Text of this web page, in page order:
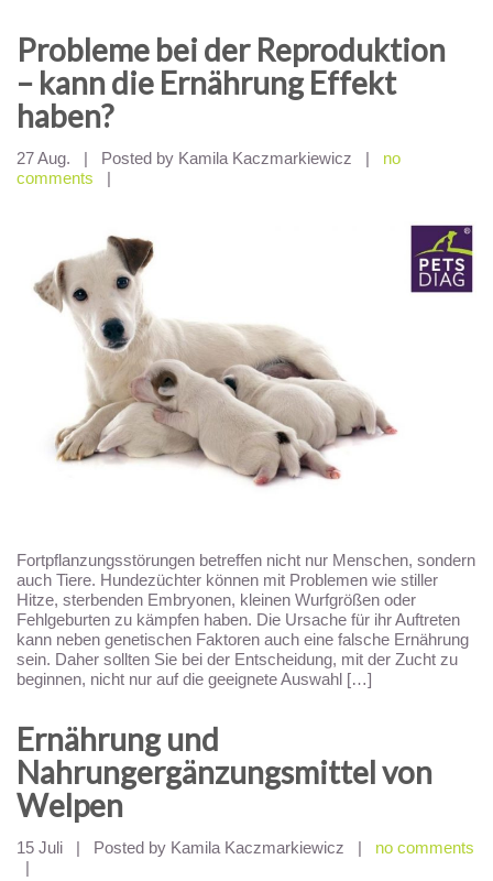
Probleme bei ​​der Reproduktion
– kann die Ernährung Effekt
haben?
27 Aug. | Posted by Kamila Kaczmarkiewicz |
no
comments
|
Fortpflanzungsstörungen betreffen nicht nur Menschen, sondern
auch Tiere. Hundezüchter können mit Problemen wie stiller
Hitze, sterbenden Embryonen, kleinen Wurfgrößen oder
Fehlgeburten zu kämpfen haben. Die Ursache für ihr Auftreten
kann neben genetischen Faktoren auch eine falsche Ernährung
sein. Daher sollten Sie bei der Entscheidung, mit der Zucht zu
beginnen, nicht nur auf die geeignete Auswahl […]
Ernährung und
Nahrungergänzungsmittel von
Welpen
15 Juli | Posted by Kamila Kaczmarkiewicz |
no comments
|